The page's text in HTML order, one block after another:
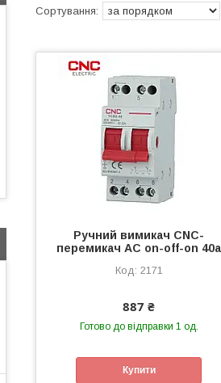
Ручний вимикач CNC-
перемикач AC on-off-on 40а
2171
887 ₴
Готово до відправки 1 од.
Купити